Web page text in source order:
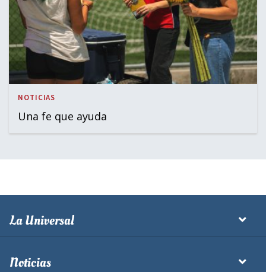
NOTICIAS
Una fe que ayuda
La Universal
Noticias